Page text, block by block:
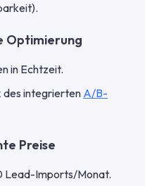
Optimierung
in Echtzeit.
des integrierten A/B-
Preise
Imports/Monat.